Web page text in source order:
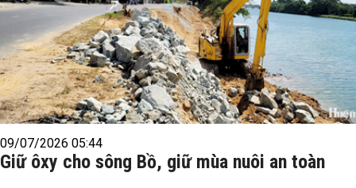
09/07/2026 05:44
Giữ ôxy cho sông Bồ, giữ mùa nuôi an toàn